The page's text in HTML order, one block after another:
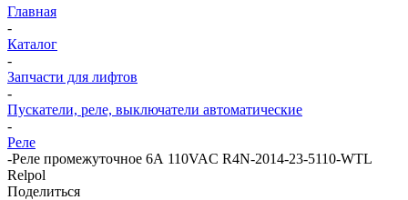
Главная
-
Каталог
-
Запчасти для лифтов
-
Пускатели, реле, выключатели автоматические
-
Реле
-Реле промежуточное 6А 110VAC R4N-2014-23-5110-WTL
Relpol
Поделиться